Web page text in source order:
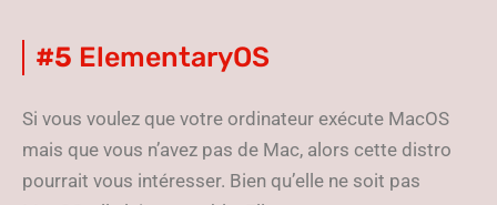
#5 ElementaryOS
Si vous voulez que votre ordinateur exécute MacOS
mais que vous n’avez pas de Mac, alors cette distro
pourrait vous intéresser. Bien qu’elle ne soit pas